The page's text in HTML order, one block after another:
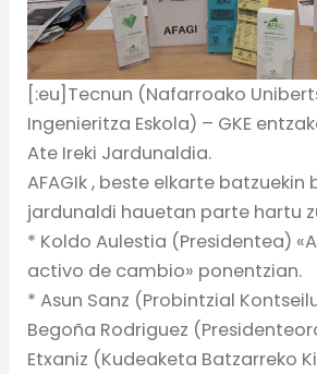
[:eu]Tecnun (Nafarroako
Ingenieritza Eskola) – GKE
Ate Ireki Jardunaldia.
AFAGIk , beste elkarte batzuekin
jardunaldi hauetan parte hartu
* Koldo Aulestia (Presidentea)
activo de cambio» ponentzian.
* Asun Sanz (Probintzial
Begoña Rodriguez
Etxaniz (Kudeaketa Batzarreko